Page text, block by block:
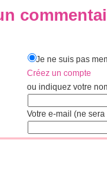
Je ne suis pas
Créez un compte
ou indiquez votre
Votre e-mail (ne